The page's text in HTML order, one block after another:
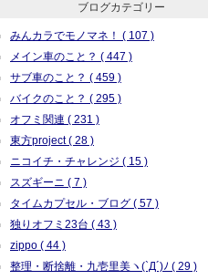
ブログカテゴリー
みんカラでモノマネ！ ( 107 )
メイン車のこと？ ( 447 )
サブ車のこと？ ( 459 )
バイクのこと？ ( 295 )
オフミ関連 ( 231 )
東方project ( 28 )
ニコイチ・チャレンジ ( 15 )
スズギーニ ( 7 )
タイムカプセル・ブログ ( 57 )
独りオフミ23台 ( 43 )
zippo ( 44 )
整理・断捨離・九壱里美ヽ(`Д´)ﾉ ( 29 )